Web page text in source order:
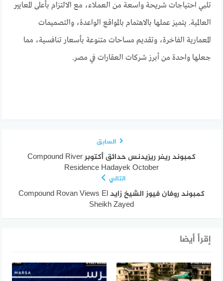
تلبي احتياجات شريحة واسعة من العملاء، مع الالتزام بأعلى المعايير
العالمية. يتميز عملها بالاهتمام بالمواقع الواعدة، والتصميمات
المعمارية الفاخرة، وتقديم مساحات متنوعة بأسعار تنافسية، مما
جعلها واحدة من أبرز شركات العقارات في مصر.
السابق
كمبوند ريفر ريزيدنس حدائق أكتوبر Compound River
Residence Hadayek October
التالي
كمبوند روفان فيوز الشيخ زايد Compound Rovan Views El
Sheikh Zayed
إقرأ أيضا